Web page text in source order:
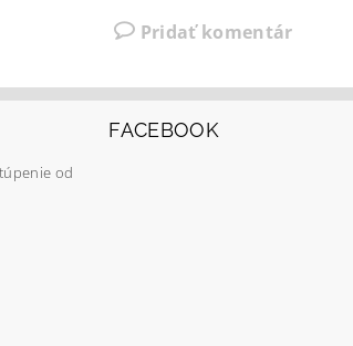
Pridať komentár
od
FACEBOOK